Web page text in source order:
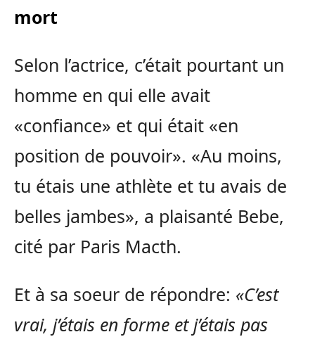
mort
Selon l’actrice, c’était pourtant un
homme en qui elle avait
«confiance» et qui était «en
position de pouvoir». «Au moins,
tu étais une athlète et tu avais de
belles jambes», a plaisanté Bebe,
cité par Paris Macth.
Et à sa soeur de répondre: «C’est
vrai, j’étais en forme et j’étais pas